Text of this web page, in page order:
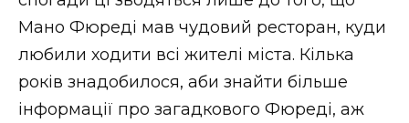
ЗАКАРПАТСЬКІ НОВИНИ
Мано Фюреді мав чудовий ресторан, куди
любили ходити всі жителі міста. Кілька
років знадобилося, аби знайти більше
інформації про загадкового Фюреді, аж